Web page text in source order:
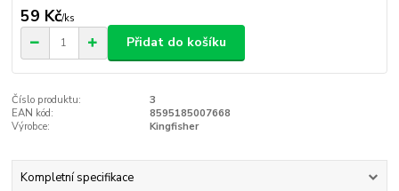
59 Kč/ks
Přidat do košíku
Číslo produktu:
3
EAN kód:
8595185007668
Výrobce:
Kingfisher
Kompletní specifikace